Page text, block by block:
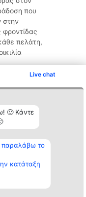
Live chat
🙂 Κάντε
παραλάβω το
κατάταξη
που
στην
πελάτη,
Επικοινωνία